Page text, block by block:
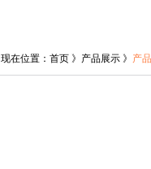
现在位置：首页 》产品展示 》 产